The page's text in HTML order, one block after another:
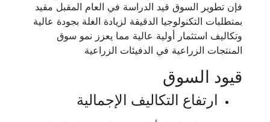
فإن تطوير السوق قيد الدراسة في العام المقبل مقيد
بمتطلبات التكنولوجيا الدقيقة لزيادة الغلة بجودة عالية
وتكاليف استثمار أولية عالية مما يعزز نمو سوق
المنتجات الزراعية في الدفيئات الزراعية
قيود السوق
ارتفاع التكاليف الإجمالية